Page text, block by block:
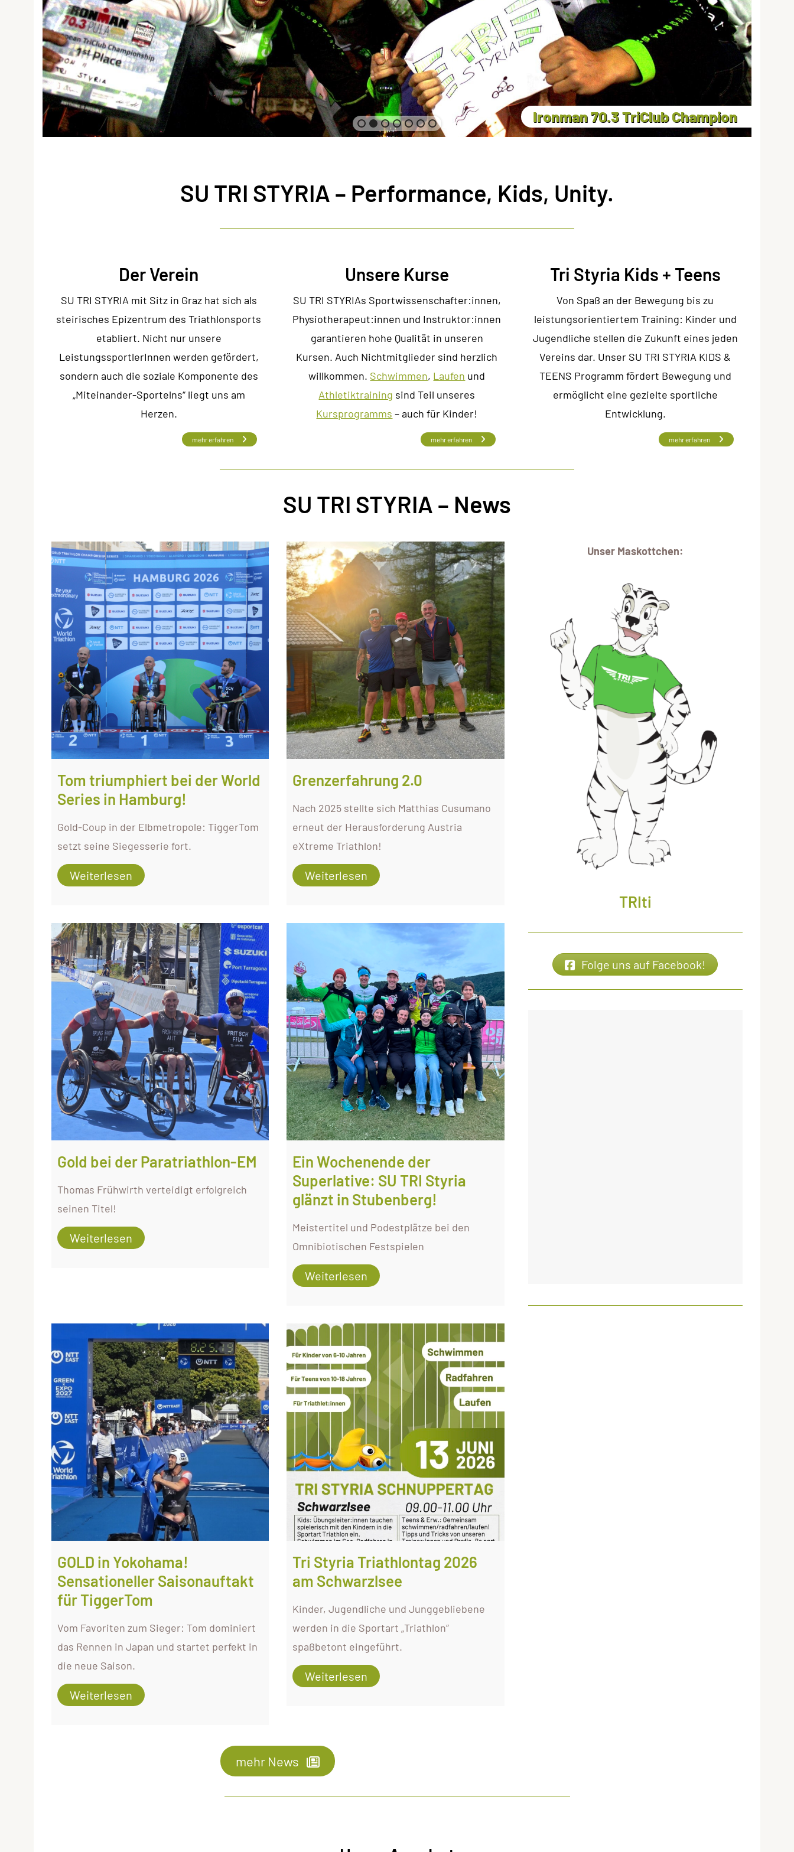
Ironman 70.3 TriClub Champion
SU TRI STYRIA – Performance, Kids, Unity.
Der Verein
SU TRI STYRIA mit Sitz in Graz hat sich als
steirisches Epizentrum des Triathlonsports
etabliert. Nicht nur unsere
LeistungssportlerInnen werden gefördert,
sondern auch die soziale Komponente des
„Miteinander-Sportelns“ liegt uns am
Herzen.
mehr erfahren
Unsere Kurse
SU TRI STYRIAs Sportwissenschafter:innen,
Physiotherapeut:innen und Instruktor:innen
garantieren hohe Qualität in unseren
Kursen. Auch Nichtmitglieder sind herzlich
willkommen. Schwimmen, Laufen und
Athletiktraining sind Teil unseres
Kursprogramms – auch für Kinder!
mehr erfahren
Tri Styria Kids + Teens
Von Spaß an der Bewegung bis zu
leistungsorientiertem Training: Kinder und
Jugendliche stellen die Zukunft eines jeden
Vereins dar. Unser SU TRI STYRIA KIDS &
TEENS Programm fördert Bewegung und
ermöglicht eine gezielte sportliche
Entwicklung.
mehr erfahren
SU TRI STYRIA – News
Tom triumphiert bei der World
Series in Hamburg!
Gold-Coup in der Elbmetropole: TiggerTom
setzt seine Siegesserie fort.
Weiterlesen
Grenzerfahrung 2.0
Nach 2025 stellte sich Matthias Cusumano
erneut der Herausforderung Austria
eXtreme Triathlon!
Weiterlesen
Gold bei der Paratriathlon-EM
Thomas Frühwirth verteidigt erfolgreich
seinen Titel!
Weiterlesen
Ein Wochenende der
Superlative: SU TRI Styria
glänzt in Stubenberg!
Meistertitel und Podestplätze bei den
Omnibiotischen Festspielen
Weiterlesen
GOLD in Yokohama!
Sensationeller Saisonauftakt
für TiggerTom
Vom Favoriten zum Sieger: Tom dominiert
das Rennen in Japan und startet perfekt in
die neue Saison.
Weiterlesen
Tri Styria Triathlontag 2026
am Schwarzlsee
Kinder, Jugendliche und Junggebliebene
werden in die Sportart „Triathlon“
spaßbetont eingeführt.
Weiterlesen
mehr News
Unser Maskottchen:
TRIti
Folge uns auf Facebook!